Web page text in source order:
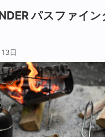
パスファイ
日